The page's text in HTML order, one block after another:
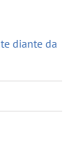
diante da